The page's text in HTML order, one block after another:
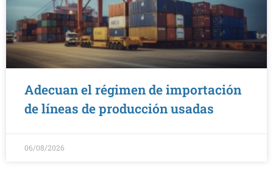
Adecuan el régimen de importación
de líneas de producción usadas
06/08/2026